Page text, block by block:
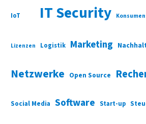
IoT IT Security
Lizenzen Logistik Marketing
Netzwerke Open Source
Social Media Software Start-up